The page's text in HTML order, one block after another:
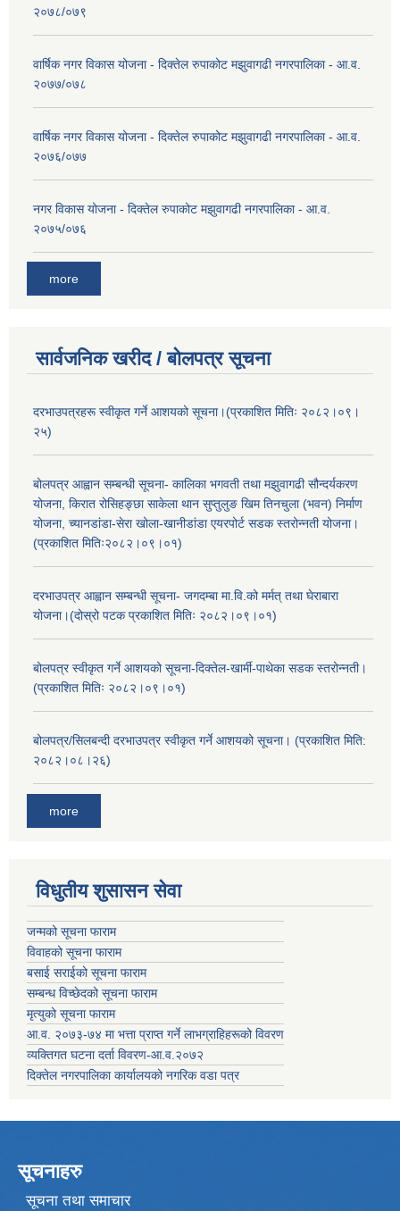
२०७८/०७९
वार्षिक नगर विकास योजना - दिक्तेल रुपाकोट मझुवागढी नगरपालिका - आ.व.
२०७७/०७८
वार्षिक नगर विकास योजना - दिक्तेल रुपाकोट मझुवागढी नगरपालिका - आ.व.
२०७६/०७७
नगर विकास योजना - दिक्तेल रुपाकोट मझुवागढी नगरपालिका - आ.व.
२०७५/०७६
more
सार्वजनिक खरीद / बोलपत्र सूचना
दरभाउपत्रहरू स्वीकृत गर्ने आशयको सूचना।(प्रकाशित मितिः २०८२।०९।
२५)
बोलपत्र आह्वान सम्बन्धी सूचना- कालिका भगवती तथा मझुवागढी सौन्दर्यकरण
योजना, किरात रोसिहङ्छा साकेला थान सुप्तुलुङ खिम तिनचुला (भवन) निर्माण
योजना, च्यानडांडा-सेरा खोला-खानीडांडा एयरपोर्ट सडक स्तरोन्नती योजना।
(प्रकाशित मितिः२०८२।०९।०१)
दरभाउपत्र आह्वान सम्बन्धी सूचना- जगदम्बा मा.वि.को मर्मत् तथा घेराबारा
योजना।(दोस्रो पटक प्रकाशित मितिः २०८२।०९।०१)
बोलपत्र स्वीकृत गर्ने आशयको सूचना-दिक्तेल-खार्मी-पाथेका सडक स्तरोन्नती।
(प्रकाशित मितिः २०८२।०९।०१)
बोलपत्र/सिलबन्दी दरभाउपत्र स्वीकृत गर्ने आशयको सूचना। (प्रकाशित मिति:
२०८२।०८।२६)
more
विधुतीय शुसासन सेवा
जन्मको सूचना फाराम
विवाहको सूचना फाराम
बसाई सराईको सूचना फाराम
सम्बन्ध विच्छेदको सूचना फाराम
मृत्युको सूचना फाराम
आ.व. २०७३-७४ मा भत्ता प्राप्त गर्ने लाभग्राहिहरूको विवरण
व्यक्तिगत घटना दर्ता विवरण-आ.व.२०७२
दिक्तेल नगरपालिका कार्यालयको नगरिक वडा पत्र
सूचनाहरु
सूचना तथा समाचार